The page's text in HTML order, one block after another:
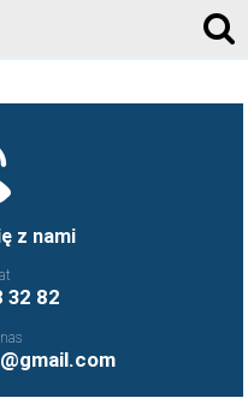
z nami
32 82